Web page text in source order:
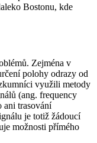
Bostonu, kde
Zejména v
polohy odrazy od
využili metody
(ang. frequency
ani trasování
je totiž žádoucí
možnosti přímého